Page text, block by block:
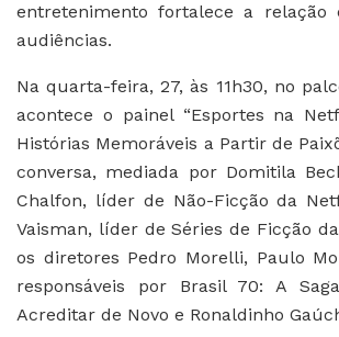
entretenimento fortalece a relação
audiências.
Na quarta-feira, 27, às 11h30, no
acontece o painel “Esportes na
Histórias Memoráveis a Partir de
conversa, mediada por Domitila
Chalfon, líder de Não-Ficção da
Vaisman, líder de Séries de Ficção
os diretores Pedro Morelli, Paulo
responsáveis por Brasil 70: A
Acreditar de Novo e Ronaldinho